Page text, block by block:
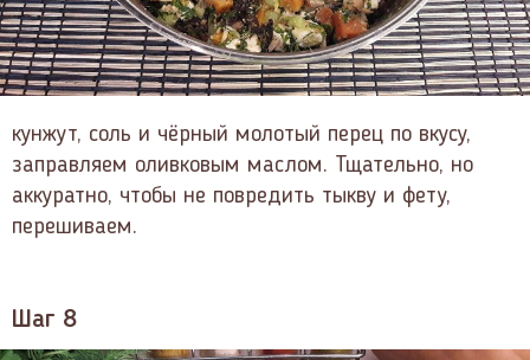
кунжут, соль и чёрный молотый перец по вкусу,
заправляем оливковым маслом. Тщательно, но
аккуратно, чтобы не повредить тыкву и фету,
перешиваем.
Шаг 8